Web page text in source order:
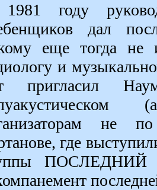
году
дал
еще тогда не
и
пригласил
не
где